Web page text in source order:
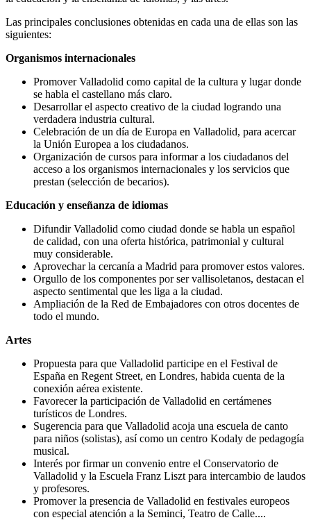
Las principales conclusiones obtenidas en cada una de ellas son las
siguientes:
Organismos internacionales
Promover Valladolid como capital de la cultura y lugar donde
se habla el castellano más claro.
Desarrollar el aspecto creativo de la ciudad logrando una
verdadera industria cultural.
Celebración de un día de Europa en Valladolid, para acercar
la Unión Europea a los ciudadanos.
Organización de cursos para informar a los ciudadanos del
acceso a los organismos internacionales y los servicios que
prestan (selección de becarios).
Educación y enseñanza de idiomas
Difundir Valladolid como ciudad donde se habla un español
de calidad, con una oferta histórica, patrimonial y cultural
muy considerable.
Aprovechar la cercanía a Madrid para promover estos valores.
Orgullo de los componentes por ser vallisoletanos, destacan el
aspecto sentimental que les liga a la ciudad.
Ampliación de la Red de Embajadores con otros docentes de
todo el mundo.
Artes
Propuesta para que Valladolid participe en el Festival de
España en Regent Street, en Londres, habida cuenta de la
conexión aérea existente.
Favorecer la participación de Valladolid en certámenes
turísticos de Londres.
Sugerencia para que Valladolid acoja una escuela de canto
para niños (solistas), así como un centro Kodaly de pedagogía
musical.
Interés por firmar un convenio entre el Conservatorio de
Valladolid y la Escuela Franz Liszt para intercambio de laudos
y profesores.
Promover la presencia de Valladolid en festivales europeos
con especial atención a la Seminci, Teatro de Calle....